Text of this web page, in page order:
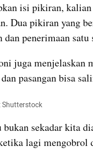
isi pikiran,
Dua pikiran yang
dan penerimaan satu
juga menjelaskan
pasangan bisa
Shutterstock
sekadar kita
lagi mengobrol